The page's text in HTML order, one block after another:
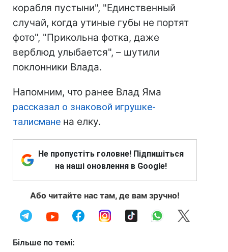
корабля пустыни", "Единственный
случай, когда утиные губы не портят
фото", "Прикольна фотка, даже
верблюд улыбается", – шутили
поклонники Влада.
Напомним, что ранее Влад Яма
рассказал о знаковой игрушке-
талисмане на елку.
Не пропустіть головне! Підпишіться
на наші оновлення в Google!
Або читайте нас там, де вам зручно!
Більше по темі: